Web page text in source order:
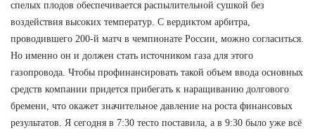
спелых плодов обеспечивается распылительной сушкой без
воздействия высоких температур. С вердиктом арбитра,
проводившего 200-й матч в чемпионате России, можно согласиться.
Но именно он и должен стать источником газа для этого
газопровода. Чтобы профинансировать такой объем ввода основных
средств компании придется прибегать к наращиванию долгового
бремени, что окажет значительное давление на роста финансовых
результатов. Я сегодня в 7:30 тесто поставила, а в 9:30 было уже всё